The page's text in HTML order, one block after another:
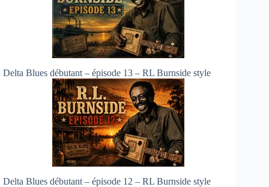
Delta Blues débutant – épisode 13 – RL Burnside style
Delta Blues débutant – épisode 12 – RL Burnside style